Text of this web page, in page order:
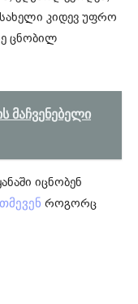
კიდევ უფრო
ცნობილ
მაჩვენებელი
იცნობენ
როგორც